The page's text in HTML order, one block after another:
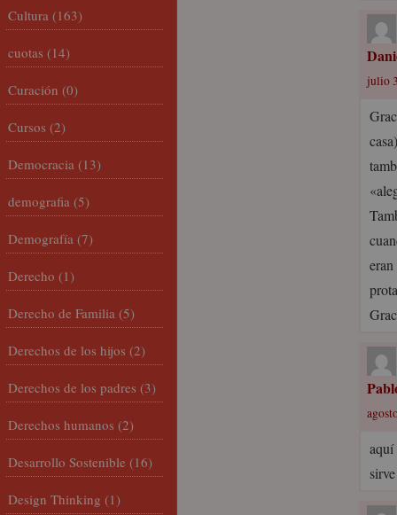
julio
aquí
Cultura (163)
cuotas (14)
Curación (0)
Cursos (2)
Democracia (13)
demografia (5)
Demografía (7)
Derecho (1)
Derecho de Familia (5)
Derechos de los hijos (2)
Derechos de los padres (3)
Derechos humanos (2)
Desarrollo Sostenible (16)
Design Thinking (1)